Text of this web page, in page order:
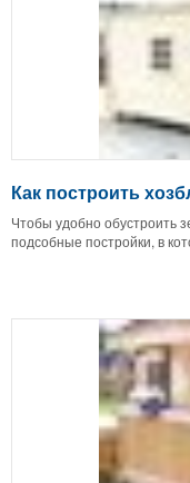
Как построить
Чтобы удобно обустроить
подсобные постройки, в